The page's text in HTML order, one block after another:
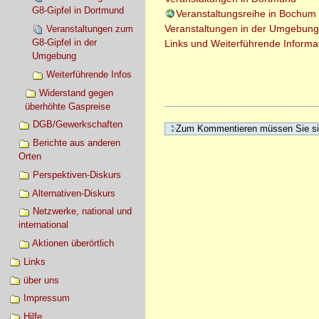
G8-Gipfel in Dortmund
Veranstaltungen zum
G8-Gipfel in der
Umgebung
Weiterführende Infos
Widerstand gegen
überhöhte Gaspreise
DGB/Gewerkschaften
Berichte aus anderen
Orten
Perspektiven-Diskurs
Alternativen-Diskurs
Netzwerke, national und
international
Aktionen überörtlich
Links
über uns
Impressum
Hilfe
Veranstaltungsreihe in Bochum
Veranstaltungen in der Umgebung
Links und Weiterführende